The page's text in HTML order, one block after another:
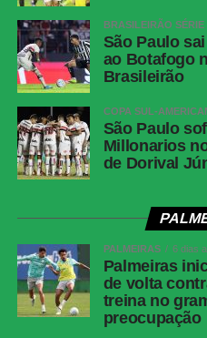
Facebook
Twitter
Messenger
LinkedIn
Share
BRASILEIRÃO SÉRIE
São Paulo
ao Botafogo
Brasileirão
COPA SUL-
São Paulo
Millonarios
de Dorival
PALMEIRAS 6 dias
Palmeiras
de volta
treina no
preocupação